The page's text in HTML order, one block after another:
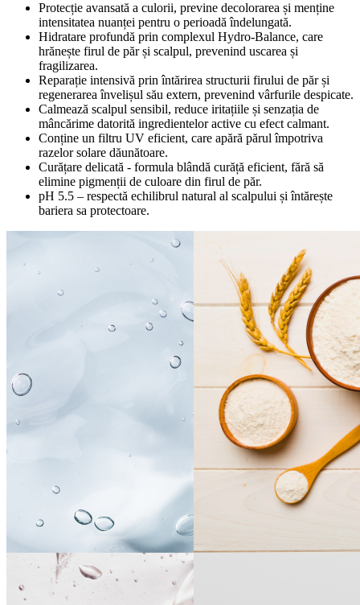
Protecție avansată a culorii, previne decolorarea și menține
intensitatea nuanței pentru o perioadă îndelungată.
Hidratare profundă prin complexul Hydro-Balance, care
hrănește firul de păr și scalpul, prevenind uscarea și
fragilizarea.
Reparație intensivă prin întărirea structurii firului de păr și
regenerarea învelișul său extern, prevenind vârfurile despicate.
Calmează scalpul sensibil, reduce iritațiile și senzația de
mâncărime datorită ingredientelor active cu efect calmant.
Conține un filtru UV eficient, care apără părul împotriva
razelor solare dăunătoare.
Curățare delicată - formula blândă curăță eficient, fără să
elimine pigmenții de culoare din firul de păr.
pH 5.5 – respectă echilibrul natural al scalpului și întărește
bariera sa protectoare.